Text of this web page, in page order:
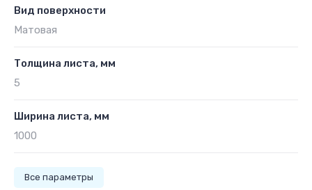
Вид поверхности
Матовая
Толщина листа, мм
5
Ширина листа, мм
1000
Все параметры